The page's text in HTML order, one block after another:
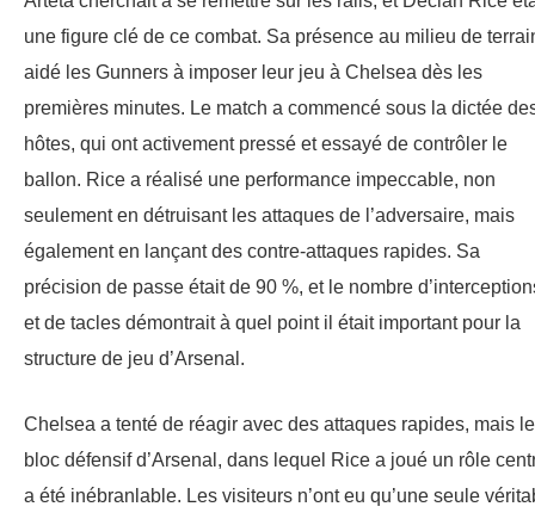
une figure clé de ce combat. Sa présence au milieu de
aidé les Gunners à imposer leur jeu à Chelsea dès les
premières minutes. Le match a commencé sous la dictée
hôtes, qui ont activement pressé et essayé de contrôler le
ballon. Rice a réalisé une performance impeccable, non
seulement en détruisant les attaques de l’adversaire, mais
également en lançant des contre-attaques rapides. Sa
précision de passe était de 90 %, et le nombre
et de tacles démontrait à quel point il était important pour la
structure de jeu d’Arsenal.
Chelsea a tenté de réagir avec des attaques rapides, mais le
bloc défensif d’Arsenal, dans lequel Rice a joué un rôle
a été inébranlable. Les visiteurs n’ont eu qu’une seule